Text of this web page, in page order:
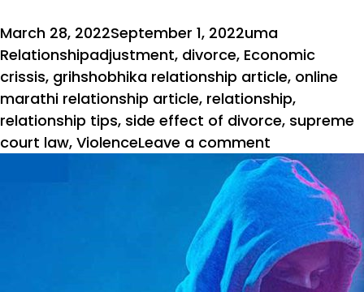
Posted
on
March 28, 2022September 1, 2022Author
umaCategories
RelationshipTags
adjustment, divorce, Economic
crissis, grihshobhika relationship article, online
marathi relationship article, relationship,
relationship tips, side effect of divorce, supreme
court law, ViolenceLeave a comment
पोटगी
कायदा
काय
म्हणतो